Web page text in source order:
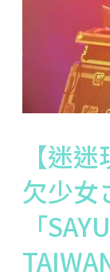
【迷
欠少女
「